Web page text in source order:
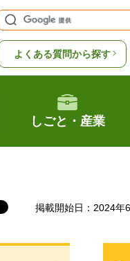
よくある質問から探す
しごと・産業
掲載開始日：2024年